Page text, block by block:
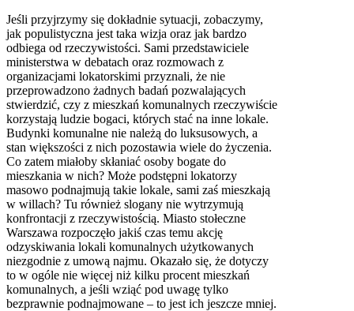
Jeśli przyjrzymy się dokładnie sytuacji, zobaczymy,
jak populistyczna jest taka wizja oraz jak bardzo
odbiega od rzeczywistości. Sami przedstawiciele
ministerstwa w debatach oraz rozmowach z
organizacjami lokatorskimi przyznali, że nie
przeprowadzono żadnych badań pozwalających
stwierdzić, czy z mieszkań komunalnych rzeczywiście
korzystają ludzie bogaci, których stać na inne lokale.
Budynki komunalne nie należą do luksusowych, a
stan większości z nich pozostawia wiele do życzenia.
Co zatem miałoby skłaniać osoby bogate do
mieszkania w nich? Może podstępni lokatorzy
masowo podnajmują takie lokale, sami zaś mieszkają
w willach? Tu również slogany nie wytrzymują
konfrontacji z rzeczywistością. Miasto stołeczne
Warszawa rozpoczęło jakiś czas temu akcję
odzyskiwania lokali komunalnych użytkowanych
niezgodnie z umową najmu. Okazało się, że dotyczy
to w ogóle nie więcej niż kilku procent mieszkań
komunalnych, a jeśli wziąć pod uwagę tylko
bezprawnie podnajmowane – to jest ich jeszcze mniej.